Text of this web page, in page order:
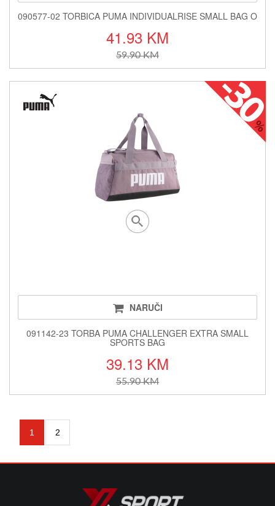
090577-02 TORBICA PUMA INDIVIDUALRISE SMALL BAG O
41.93 KM
59.90 KM
NARUČI
091142-23 TORBA PUMA CHALLENGER EXTRA SMALL
SPORTS BAG
39.13 KM
55.90 KM
1 2